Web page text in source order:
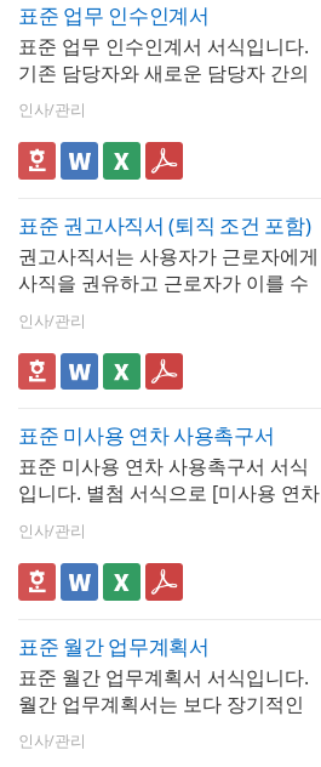
사건에 대한 후속 조치나 지시 사항
을 작성할 수 있습니다.
표준 업무 인수인계서
표준 업무 인수인계서 서식입니다.
기존 담당자와 새로운 담당자 간의
업무 이관을 위한 문서로 이 서식은
보통 기존 담당자가 수행하던 업무
의 내용, 진행중인 프로젝트, 업무
수행을 위한 중요 사항 등을 기록하
하게 업무를 이어갈 수 있도록 도와
줍니다.
인사/관리
표준 권고사직서 (퇴직 조건 포함)
권고사직서는 사용자가 근로자에게
사직을 권유하고 근로자가 이를 수
락하여 합의 하에 근로관계를 종료
하는 과정을 공식 문서로 남기는 서
식입니다. 퇴직 조건이 포함된 권고
사직서는 단순한 사직 의사 확인을
연차 처리, 업무 인수인계 조건, 비
밀유지 의무 등 양 당사자가 합의한
구체적인 퇴직 조건을 함께 기재하
여 추후 발생할 수 있는 분쟁을 사전
직은 해고와 달리 근로자의 자발적
동의를 전제로 하기 때문에 합의 내
용자와 근로자 모두에게 중요합니
다. 주요 기재 항목본 서식에는 대상
자 정보(성명, 소속 부서, 직급, 입사
일, 근속기간 등), 권고사직 사유, 퇴
인사/관리
표준 미사용 연차 사용촉구서
표준 미사용 연차 사용촉구서 서식
입니다. 별첨 서식으로 [미사용 연차
사용계획서] 서식과 함께 사용할 수
있습니다. 미사용 연차 사용촉구서
서식은 회사가 직원들에게 사용하
지 않은 연차 휴가를 소진하도록 독
들이 미사용 연차를 적시에 사용하
도록 촉구하고, 연차 소진을 통해 회
사의 인사 관리 효율성을 높이기 위
한 목적을 가지고 있습니다.
인사/관리
표준 월간 업무계획서
표준 월간 업무계획서 서식입니다.
월간 업무계획서는 보다 장기적인
관점에서 업무 계획과 실적을 관리
할 수 있도록 도와줍니다. 주간 업무
인사/관리